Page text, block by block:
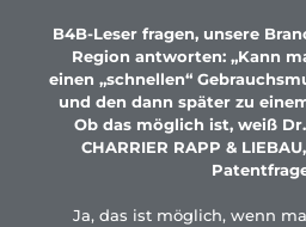
B4B-Leser fragen, unsere
Region antworten: „Kann
einen „schnellen“
und den dann später zu
Ob das möglich ist, weiß
CHARRIER RAPP &
Ja, das ist möglich, wenn